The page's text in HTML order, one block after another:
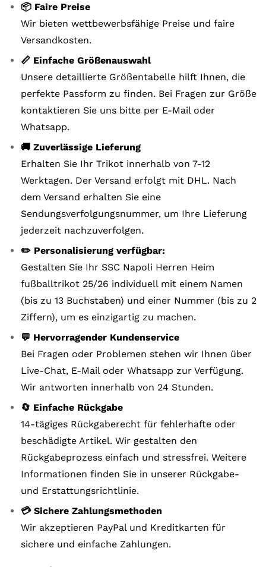
📦 Faire Preise
Wir bieten wettbewerbsfähige Preise und faire
Versandkosten.
📏 Einfache Größenauswahl
Unsere detaillierte Größentabelle hilft Ihnen, die
perfekte Passform zu finden. Bei Fragen zur Größe
kontaktieren Sie uns bitte per E-Mail oder
Whatsapp.
🚚 Zuverlässige Lieferung
Erhalten Sie Ihr Trikot innerhalb von 7-12
Werktagen. Der Versand erfolgt mit DHL. Nach
dem Versand erhalten Sie eine
Sendungsverfolgungsnummer, um Ihre Lieferung
jederzeit nachzuverfolgen.
✏️ Personalisierung verfügbar:
Gestalten Sie Ihr SSC Napoli Herren Heim
fußballtrikot 25/26 individuell mit einem Namen
(bis zu 13 Buchstaben) und einer Nummer (bis zu 2
Ziffern), um es einzigartig zu machen.
💬 Hervorragender Kundenservice
Bei Fragen oder Problemen stehen wir Ihnen über
Live-Chat, E-Mail oder Whatsapp zur Verfügung.
Wir antworten innerhalb von 24 Stunden.
🔄 Einfache Rückgabe
14-tägiges Rückgaberecht für fehlerhafte oder
beschädigte Artikel. Wir gestalten den
Rückgabeprozess einfach und stressfrei. Weitere
Informationen finden Sie in unserer Rückgabe-
und Erstattungsrichtlinie.
💳 Sichere Zahlungsmethoden
Wir akzeptieren PayPal und Kreditkarten für
sichere und einfache Zahlungen.